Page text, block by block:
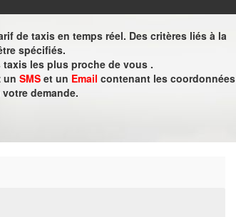
de taxis en temps réel. Des critères liés à la
spécifiés.
les plus proche de vous .
un SMS et un Email contenant les coordonnées
demande.